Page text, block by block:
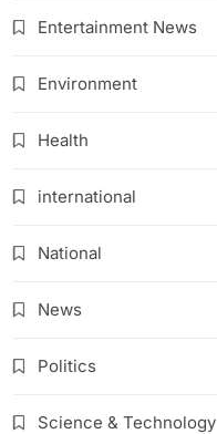
Entertainment News
Environment
Health
international
National
News
Politics
Science & Technology